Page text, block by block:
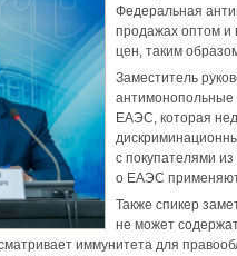
Федеральная
продажах оптом и
цен, таким
Заместитель
антимонопольные
ЕАЭС, которая
с покупателями
о ЕАЭС
Также спикер
не может
иммунитета для